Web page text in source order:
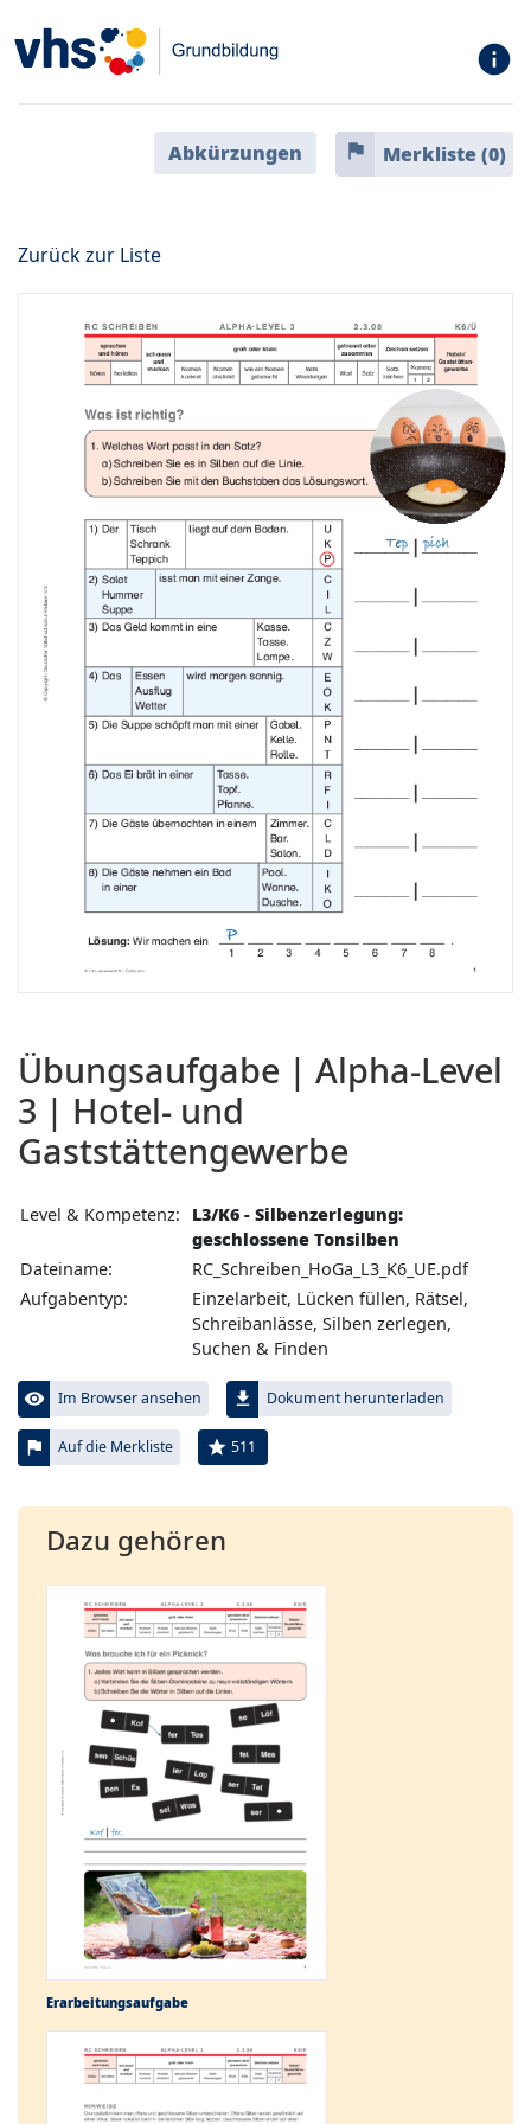
info
Abkürzungen flag Merkliste (0)
Zurück zur Liste
Übungs­aufgabe | Alpha-Level
3 | Hotel- und
Gaststättengewerbe
Level & Kompetenz:
L3/K6 - Silbenzerlegung:
geschlossene Tonsilben
Dateiname:
RC_Schreiben_HoGa_L3_K6_UE.pdf
Aufgabentyp:
Einzelarbeit, Lücken füllen, Rätsel,
Schreibanlässe, Silben zerlegen,
Suchen & Finden
visibility Im Browser ansehen file_download Dokument herunterladen
flag Auf die Merkliste star 511
Dazu gehören
Erarbeitungs­aufgabe